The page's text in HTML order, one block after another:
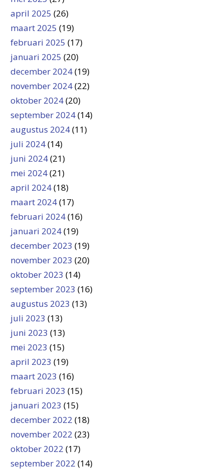
april 2025 (26)
maart 2025 (19)
februari 2025 (17)
januari 2025 (20)
december 2024(19)
november 2024(22)
oktober 2024(20)
september 2024(14)
augustus 2024(11)
juli 2024(14)
juni 2024(21)
mei 2024(21)
april 2024(18)
maart 2024(17)
februari 2024(16)
januari 2024(19)
december 2023 (19)
november 2023 (20)
oktober 2023 (14)
september 2023 (16)
augustus 2023 (13)
juli 2023 (13)
juni 2023 (13)
mei 2023 (15)
april 2023 (19)
maart 2023 (16)
februari 2023 (15)
januari 2023 (15)
december 2022 (18)
november 2022 (23)
oktober 2022 (17)
september 2022 (14)